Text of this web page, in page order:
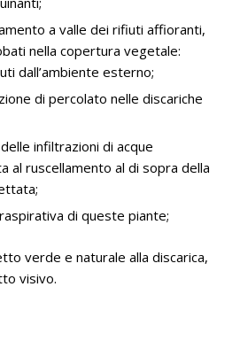
a valle dei rifiuti affioranti,
nella copertura vegetale:
dall’ambiente esterno;
di percolato nelle discariche
infiltrazioni di acque
al ruscellamento al di sopra della
di queste piante;
verde e naturale alla discarica,
visivo.